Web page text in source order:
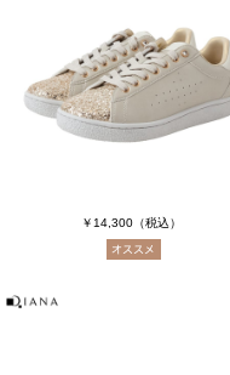
￥14,300（税込）